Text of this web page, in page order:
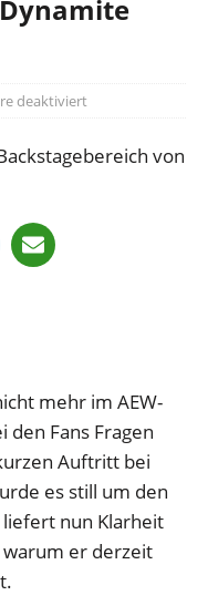
deaktiviert
mehr im AEW-
den Fans Fragen
Auftritt bei
es still um den
liefert nun Klarheit
er derzeit